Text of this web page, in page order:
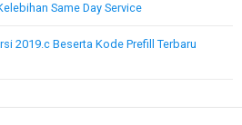
Same Day Service
2019.c Beserta Kode Prefill Terbaru